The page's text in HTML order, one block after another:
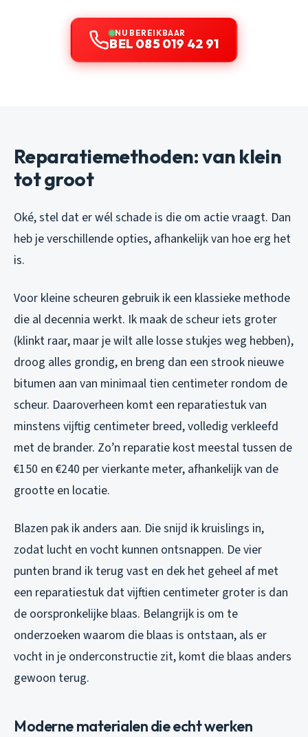
NU BEREIKBAAR
BEL 085 019 42 91
Reparatiemethoden: van klein
tot groot
Oké, stel dat er wél schade is die om actie vraagt. Dan
heb je verschillende opties, afhankelijk van hoe erg het
is.
Voor kleine scheuren gebruik ik een klassieke methode
die al decennia werkt. Ik maak de scheur iets groter
(klinkt raar, maar je wilt alle losse stukjes weg hebben),
droog alles grondig, en breng dan een strook nieuwe
bitumen aan van minimaal tien centimeter rondom de
scheur. Daaroverheen komt een reparatiestuk van
minstens vijftig centimeter breed, volledig verkleefd
met de brander. Zo’n reparatie kost meestal tussen de
€150 en €240 per vierkante meter, afhankelijk van de
grootte en locatie.
Blazen pak ik anders aan. Die snijd ik kruislings in,
zodat lucht en vocht kunnen ontsnappen. De vier
punten brand ik terug vast en dek het geheel af met
een reparatiestuk dat vijftien centimeter groter is dan
de oorspronkelijke blaas. Belangrijk is om te
onderzoeken waarom die blaas is ontstaan, als er
vocht in je onderconstructie zit, komt die blaas anders
gewoon terug.
Moderne materialen die echt werken